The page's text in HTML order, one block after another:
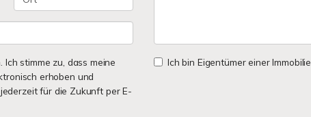
Ich stimme zu, dass meine
erhoben und
für die Zukunft per E-
Ich bin Eigentümer einer Immobilie.